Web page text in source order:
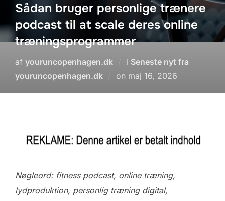
Sådan bruger personlige trænere
podcast til at scale deres online
træningsprogrammer
af youruncopenhagen.dk i Seneste nyt fra
youruncopenhagen.dk
on Udgivet
maj 16, 2026
Nøgleord: fitness podcast, online træning,
lydproduktion, personlig træning digital,